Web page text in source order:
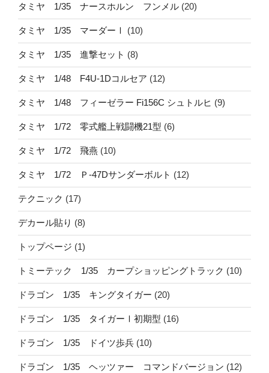
タミヤ 1/35 ナースホルン フンメル (20)
タミヤ 1/35 マーダーⅠ (10)
タミヤ 1/35 進撃セット (8)
タミヤ 1/48 F4U-1Dコルセア (12)
タミヤ 1/48 フィーゼラー Fi156C シュトルヒ (9)
タミヤ 1/72 零式艦上戦闘機21型 (6)
タミヤ 1/72 飛燕 (10)
タミヤ 1/72 Ｐ-47Dサンダーボルト (12)
テクニック (17)
デカール貼り (8)
トップページ (1)
トミーテック 1/35 カープショッピングトラック (10)
ドラゴン 1/35 キングタイガー (20)
ドラゴン 1/35 タイガーⅠ初期型 (16)
ドラゴン 1/35 ドイツ歩兵 (10)
ドラゴン 1/35 ヘッツァー コマンドバージョン (12)